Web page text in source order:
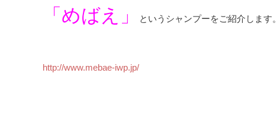
「めばえ」 というシャンプーをご紹介します。
http://www.mebae-iwp.jp/